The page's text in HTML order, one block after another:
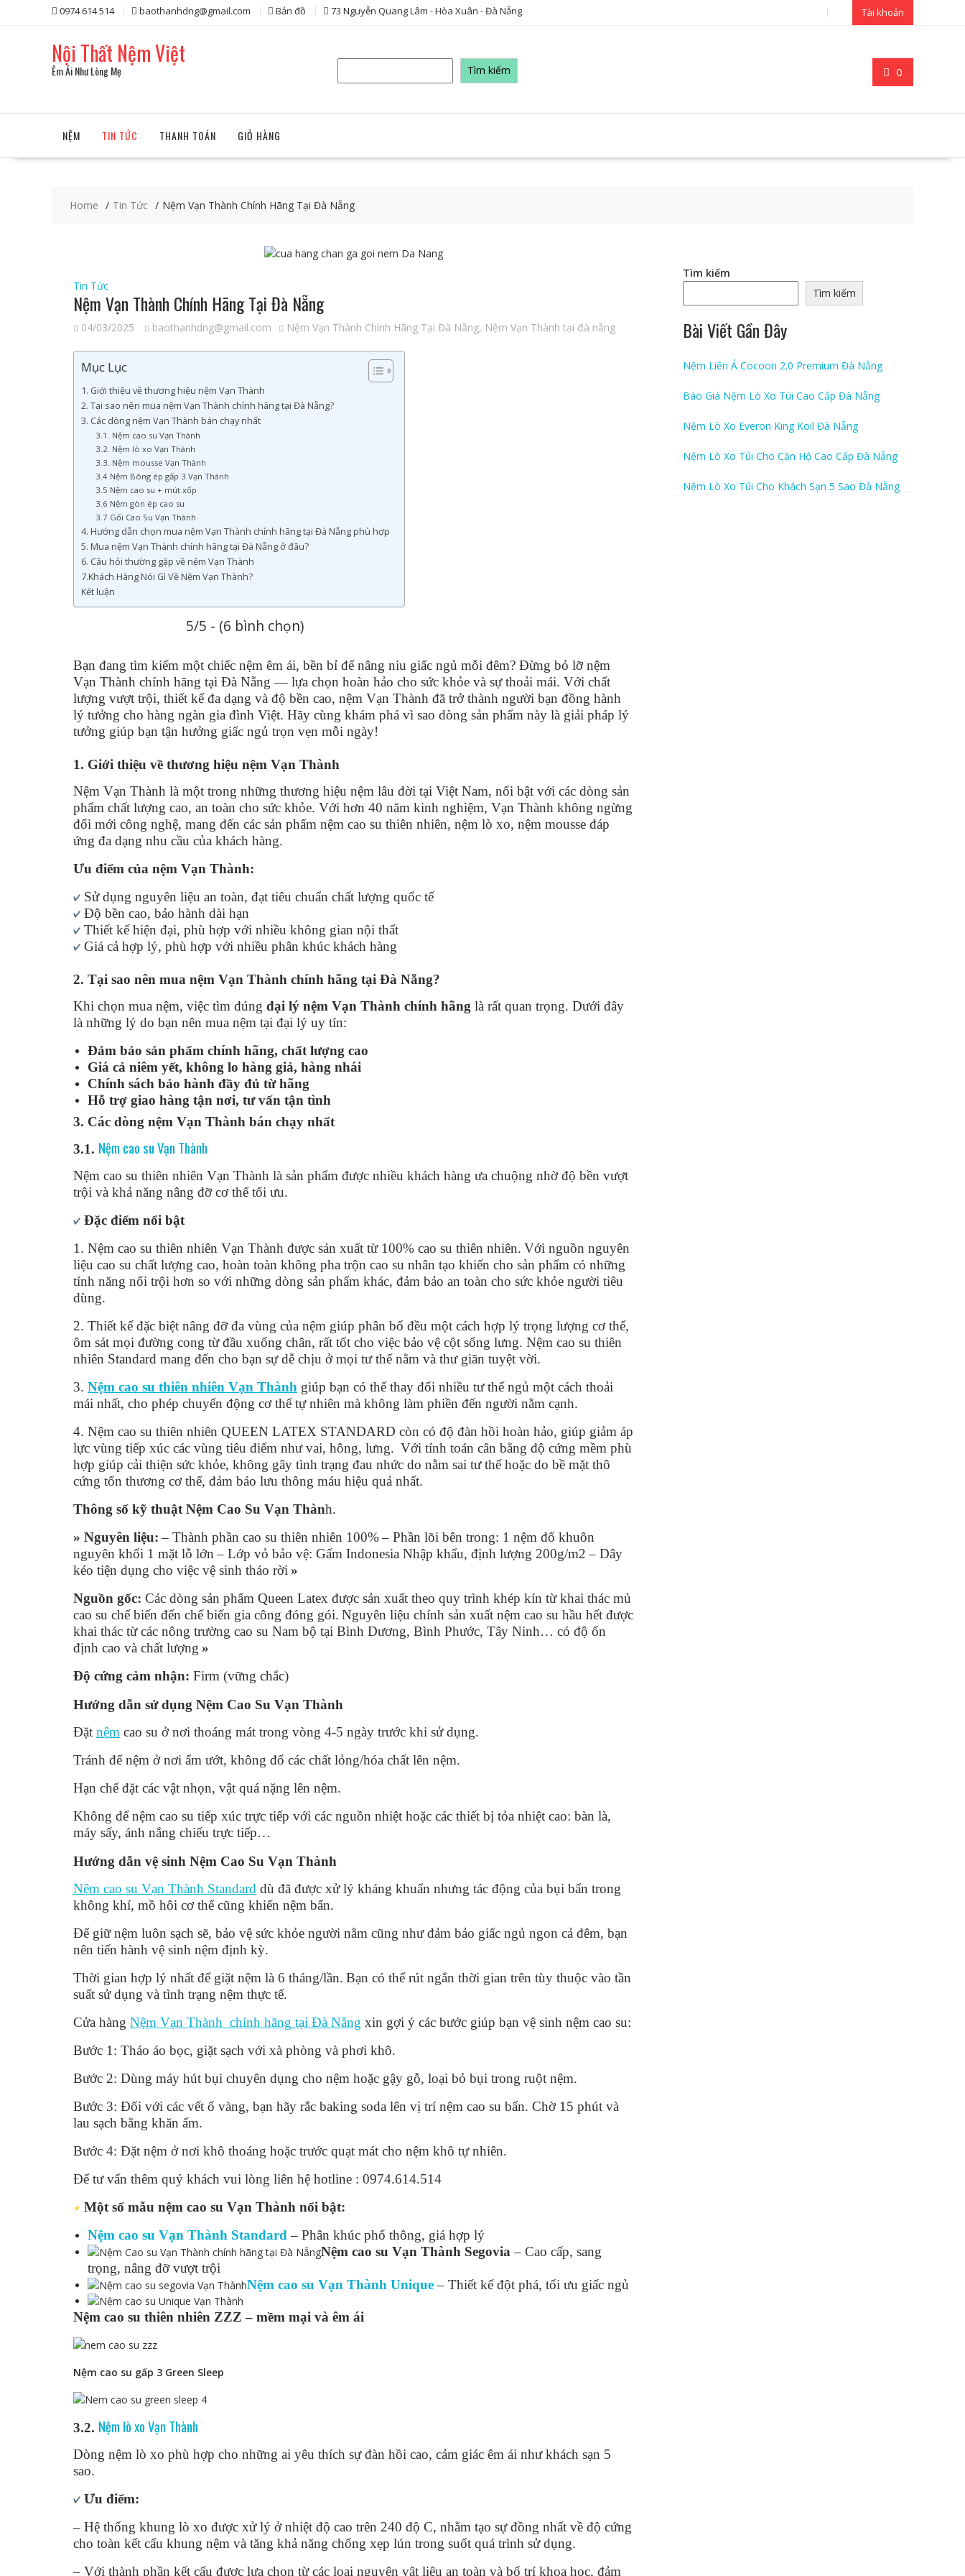
0974 614 514 baothanhdng@gmail.com Bản đồ 73 Nguyễn Quang Lâm - Hòa Xuân - Đà Nẵng Tài khoản
Nội Thất Nệm Việt
Êm Ái Như Lòng Mẹ 0
kiếm
Tìm kiếm
NỆM TIN TỨC THANH TOÁN GIỎ HÀNG
Home Tin Tức Nệm Vạn Thành Chính Hãng Tại Đà Nẵng
Tin Tức
Nệm Vạn Thành Chính Hãng Tại Đà Nẵng
04/03/2025 baothanhdng@gmail.com Nệm Vạn Thành Chính Hãng Tại Đà Nẵng, Nệm Vạn Thành tại đà nẵng
Mục Lục
1. Giới thiệu về thương hiệu nệm Vạn Thành
2. Tại sao nên mua nệm Vạn Thành chính hãng tại Đà Nẵng?
3. Các dòng nệm Vạn Thành bán chạy nhất
3.1. Nệm cao su Vạn Thành
3.2. Nệm lò xo Vạn Thành
3.3. Nệm mousse Vạn Thành
3.4 Nệm Bông ép gấp 3 Vạn Thành
3.5 Nệm cao su + mút xốp
3.6 Nệm gòn ép cao su
3.7 Gối Cao Su Vạn Thành
4. Hướng dẫn chọn mua nệm Vạn Thành chính hãng tại Đà Nẵng phù hợp
5. Mua nệm Vạn Thành chính hãng tại Đà Nẵng ở đâu?
6. Câu hỏi thường gặp về nệm Vạn Thành
7.Khách Hàng Nói Gì Về Nệm Vạn Thành?
Kết luận
5/5 - (6 bình chọn)
Bạn đang tìm kiếm một chiếc nệm êm ái, bền bỉ để nâng niu giấc ngủ mỗi đêm? Đừng bỏ lỡ nệm
Vạn Thành chính hãng tại Đà Nẵng — lựa chọn hoàn hảo cho sức khỏe và sự thoải mái. Với chất
lượng vượt trội, thiết kế đa dạng và độ bền cao, nệm Vạn Thành đã trở thành người bạn đồng hành
lý tưởng cho hàng ngàn gia đình Việt. Hãy cùng khám phá vì sao dòng sản phẩm này là giải pháp lý
tưởng giúp bạn tận hưởng giấc ngủ trọn vẹn mỗi ngày!
1. Giới thiệu về thương hiệu nệm Vạn Thành
Nệm Vạn Thành là một trong những thương hiệu nệm lâu đời tại Việt Nam, nổi bật với các dòng sản
phẩm chất lượng cao, an toàn cho sức khỏe. Với hơn 40 năm kinh nghiệm, Vạn Thành không ngừng
đổi mới công nghệ, mang đến các sản phẩm nệm cao su thiên nhiên, nệm lò xo, nệm mousse đáp
ứng đa dạng nhu cầu của khách hàng.
Ưu điểm của nệm Vạn Thành:
Sử dụng nguyên liệu an toàn, đạt tiêu chuẩn chất lượng quốc tế
Độ bền cao, bảo hành dài hạn
Thiết kế hiện đại, phù hợp với nhiều không gian nội thất
Giá cả hợp lý, phù hợp với nhiều phân khúc khách hàng
2. Tại sao nên mua nệm Vạn Thành chính hãng tại Đà Nẵng?
Khi chọn mua nệm, việc tìm đúng đại lý nệm Vạn Thành chính hãng là rất quan trọng. Dưới đây
là những lý do bạn nên mua nệm tại đại lý uy tín:
Đảm bảo sản phẩm chính hãng, chất lượng cao
Giá cả niêm yết, không lo hàng giả, hàng nhái
Chính sách bảo hành đầy đủ từ hãng
Hỗ trợ giao hàng tận nơi, tư vấn tận tình
3. Các dòng nệm Vạn Thành bán chạy nhất
3.1. Nệm cao su Vạn Thành
Nệm cao su thiên nhiên Vạn Thành là sản phẩm được nhiều khách hàng ưa chuộng nhờ độ bền vượt
trội và khả năng nâng đỡ cơ thể tối ưu.
Đặc điểm nổi bật
1. Nệm cao su thiên nhiên Vạn Thành được sản xuất từ 100% cao su thiên nhiên. Với nguồn nguyên
liệu cao su chất lượng cao, hoàn toàn không pha trộn cao su nhân tạo khiến cho sản phẩm có những
tính năng nổi trội hơn so với những dòng sản phẩm khác, đảm bảo an toàn cho sức khỏe người tiêu
dùng.
2. Thiết kế đặc biệt nâng đỡ đa vùng của nệm giúp phân bố đều một cách hợp lý trọng lượng cơ thể,
ôm sát mọi đường cong từ đầu xuống chân, rất tốt cho việc bảo vệ cột sống lưng. Nệm cao su thiên
nhiên Standard mang đến cho bạn sự dễ chịu ở mọi tư thế nằm và thư giãn tuyệt vời.
3. Nệm cao su thiên nhiên Vạn Thành giúp bạn có thể thay đổi nhiều tư thế ngủ một cách thoải
mái nhất, cho phép chuyển động cơ thể tự nhiên mà không làm phiền đến người nằm cạnh.
4. Nệm cao su thiên nhiên QUEEN LATEX STANDARD còn có độ đàn hồi hoàn hảo, giúp giảm áp
lực vùng tiếp xúc các vùng tiêu điểm như vai, hông, lưng. Với tính toán cân bằng độ cứng mềm phù
hợp giúp cải thiện sức khỏe, không gây tình trạng đau nhức do nằm sai tư thế hoặc do bề mặt thô
cứng tổn thương cơ thể, đảm báo lưu thông máu hiệu quả nhất.
Thông số kỹ thuật Nệm Cao Su Vạn Thành.
» Nguyên liệu: – Thành phần cao su thiên nhiên 100%– Phần lõi bên trong: 1 nệm đổ khuôn
nguyên khối 1 mặt lỗ lớn – Lớp vỏ bảo vệ: Gấm Indonesia Nhập khẩu, định lượng 200g/m2 – Dây
kéo tiện dụng cho việc vệ sinh tháo rời »
Nguồn gốc: Các dòng sản phẩm Queen Latex được sản xuất theo quy trình khép kín từ khai thác mủ
cao su chế biến đến chế biến gia công đóng gói. Nguyên liệu chính sản xuất nệm cao su hầu hết được
khai thác từ các nông trường cao su Nam bộ tại Bình Dương, Bình Phước, Tây Ninh… có độ ổn
định cao và chất lượng »
Độ cứng cảm nhận: Firm (vững chắc)
Hướng dẫn sử dụng Nệm Cao Su Vạn Thành
Đặt nệm cao su ở nơi thoáng mát trong vòng 4-5 ngày trước khi sử dụng.
Tránh để nệm ở nơi ẩm ướt, không đổ các chất lỏng/hóa chất lên nệm.
Hạn chế đặt các vật nhọn, vật quá nặng lên nệm.
Không để nệm cao su tiếp xúc trực tiếp với các nguồn nhiệt hoặc các thiết bị tỏa nhiệt cao: bàn là,
máy sấy, ánh nắng chiếu trực tiếp…
Hướng dẫn vệ sinh Nệm Cao Su Vạn Thành
Nệm cao su Vạn Thành Standard dù đã được xử lý kháng khuẩn nhưng tác động của bụi bẩn trong
không khí, mồ hôi cơ thể cũng khiến nệm bẩn.
Để giữ nệm luôn sạch sẽ, bảo vệ sức khỏe người nằm cũng như đảm bảo giấc ngủ ngon cả đêm, bạn
nên tiến hành vệ sinh nệm định kỳ.
Thời gian hợp lý nhất để giặt nệm là 6 tháng/lần. Bạn có thể rút ngắn thời gian trên tùy thuộc vào tần
suất sử dụng và tình trạng nệm thực tế.
Cửa hàng Nệm Vạn Thành chính hãng tại Đà Nẵng xin gợi ý các bước giúp bạn vệ sinh nệm cao su:
Bước 1: Tháo áo bọc, giặt sạch với xà phòng và phơi khô.
Bước 2: Dùng máy hút bụi chuyên dụng cho nệm hoặc gậy gỗ, loại bỏ bụi trong ruột nệm.
Bước 3: Đối với các vết ố vàng, bạn hãy rắc baking soda lên vị trí nệm cao su bẩn. Chờ 15 phút và
lau sạch bằng khăn ấm.
Bước 4: Đặt nệm ở nơi khô thoáng hoặc trước quạt mát cho nệm khô tự nhiên.
Để tư vấn thêm quý khách vui lòng liên hệ hotline : 0974.614.514
Một số mẫu nệm cao su Vạn Thành nổi bật:
Nệm cao su Vạn Thành Standard – Phân khúc phổ thông, giá hợp lý
Nệm cao su Vạn Thành Segovia – Cao cấp, sang
trọng, nâng đỡ vượt trội
Nệm cao su Vạn Thành Unique– Thiết kế đột phá, tối ưu giấc ngủ
Nệm cao su thiên nhiên ZZZ – mềm mại và êm ái
Nệm cao su gấp 3 Green Sleep
3.2. Nệm lò xo Vạn Thành
Dòng nệm lò xo phù hợp cho những ai yêu thích sự đàn hồi cao, cảm giác êm ái như khách sạn 5
sao.
Ưu điểm:
– Hệ thống khung lò xo được xử lý ở nhiệt độ cao trên 240 độ C, nhằm tạo sự đồng nhất về độ cứng
cho toàn kết cấu khung nệm và tăng khả năng chống xẹp lún trong suốt quá trình sử dụng.
– Với thành phần kết cấu được lựa chọn từ các loại nguyên vật liệu an toàn và bố trí khoa học, đảm
Tìm kiếm
Tìm kiếm
Bài Viết Gần Đây
Nệm Liên Á Cocoon 2.0 Premium Đà Nẵng
Báo Giá Nệm Lò Xo Túi Cao Cấp Đà Nẵng
Nệm Lò Xo Everon King Koil Đà Nẵng
Nệm Lò Xo Túi Cho Căn Hộ Cao Cấp Đà Nẵng
Nệm Lò Xo Túi Cho Khách Sạn 5 Sao Đà Nẵng